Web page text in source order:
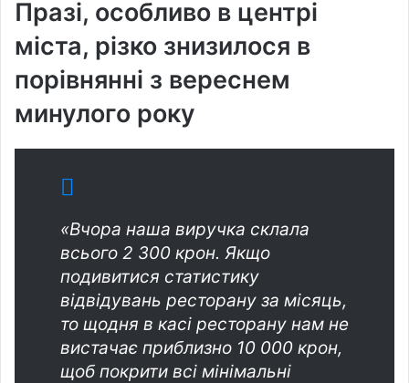
Празі, особливо в центрі
міста, різко знизилося в
порівнянні з вереснем
минулого року
«Вчора наша виручка склала
всього 2 300 крон. Якщо
подивитися статистику
відвідувань ресторану за місяць,
то щодня в касі ресторану нам не
вистачає приблизно 10 000 крон,
щоб покрити всі мінімальні